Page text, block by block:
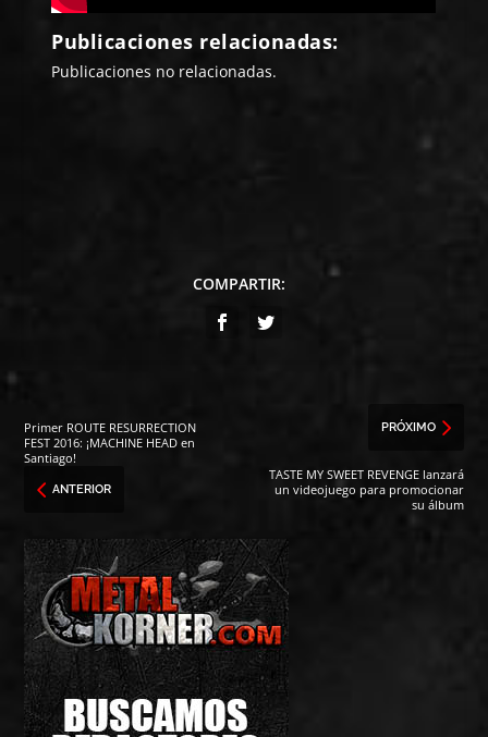
Publicaciones relacionadas:
Publicaciones no relacionadas.
COMPARTIR:
Primer ROUTE RESURRECTION
FEST 2016: ¡MACHINE HEAD en
Santiago!
ANTERIOR
PRÓXIMO
TASTE MY SWEET REVENGE lanzará
un videojuego para promocionar
su álbum